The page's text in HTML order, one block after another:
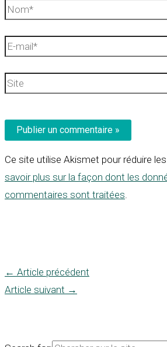
Nom*
E-
Site
Ce site utilise Akismet pour réduire les
savoir plus sur la façon dont les
commentaires sont traitées
← Article précédent
Article suivant →